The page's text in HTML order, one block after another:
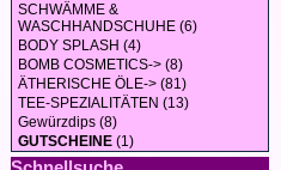
SCHWÄMME &
WASCHHANDSCHUHE (6)
BODY SPLASH (4)
BOMB COSMETICS-> (8)
ÄTHERISCHE ÖLE-> (81)
TEE-SPEZIALITÄTEN (13)
Gewürzdips (8)
GUTSCHEINE (1)